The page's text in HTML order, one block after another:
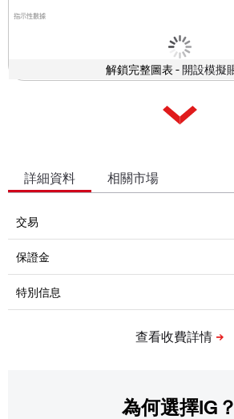
指示性數據
解鎖完整圖表 -
詳細資料 相關市場
為何選擇IG？